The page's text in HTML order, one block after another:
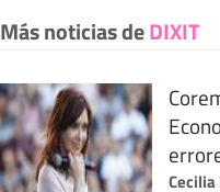
Más noticias deDIXIT